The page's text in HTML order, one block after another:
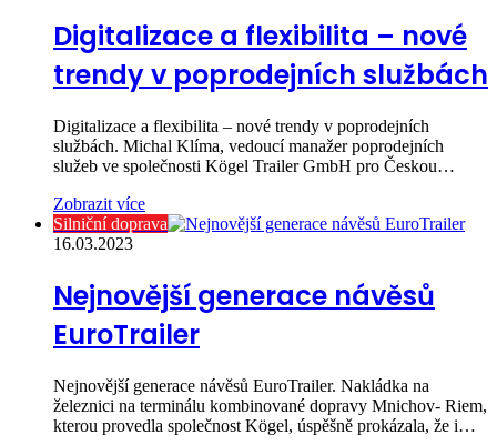
Digitalizace a flexibilita – nové
trendy v poprodejních službách
Digitalizace a flexibilita – nové trendy v poprodejních
službách. Michal Klíma, vedoucí manažer poprodejních
služeb ve společnosti Kögel Trailer GmbH pro Českou…
Zobrazit více
Silniční doprava
16.03.2023
Nejnovější generace návěsů
EuroTrailer
Nejnovější generace návěsů EuroTrailer. Nakládka na
železnici na terminálu kombinované dopravy Mnichov- Riem,
kterou provedla společnost Kögel, úspěšně prokázala, že i…